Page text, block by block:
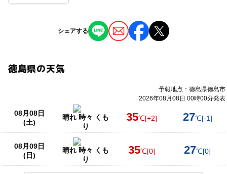
シェアする
徳島県の天気
予報地点：徳島県徳島市
2026年08月08日 00時00分発表
08月08日
(土)
晴れ 時々 くも
り
35℃[+2] 27℃[-1]
08月09日
(日)
晴れ 時々 くも
り
35℃[0] 27℃[0]